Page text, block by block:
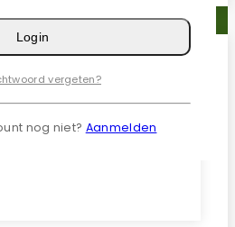
Login
vergeten?
nog niet? Aanmelden